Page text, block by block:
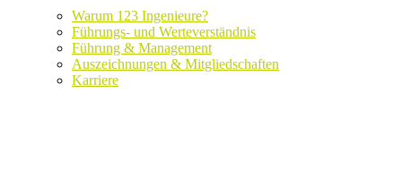
Warum 123 Ingenieure?
Führungs- und Werteverständnis
Führung & Management
Auszeichnungen & Mitgliedschaften
Karriere